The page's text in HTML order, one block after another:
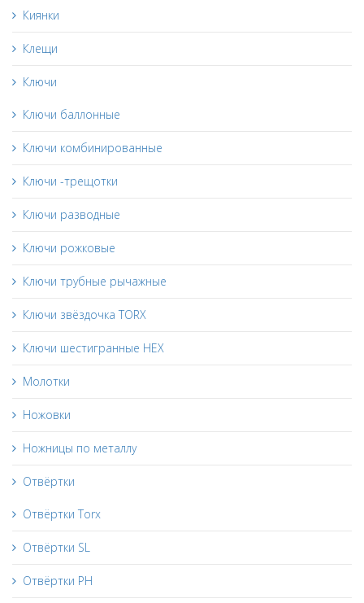
Киянки
Клещи
Ключи
Ключи баллонные
Ключи комбинированные
Ключи -трещотки
Ключи разводные
Ключи рожковые
Ключи трубные рычажные
Ключи звёздочка TORX
Ключи шестигранные HEX
Молотки
Ножовки
Ножницы по металлу
Отвёртки
Отвёртки Torx
Отвёртки SL
Отвёртки PH